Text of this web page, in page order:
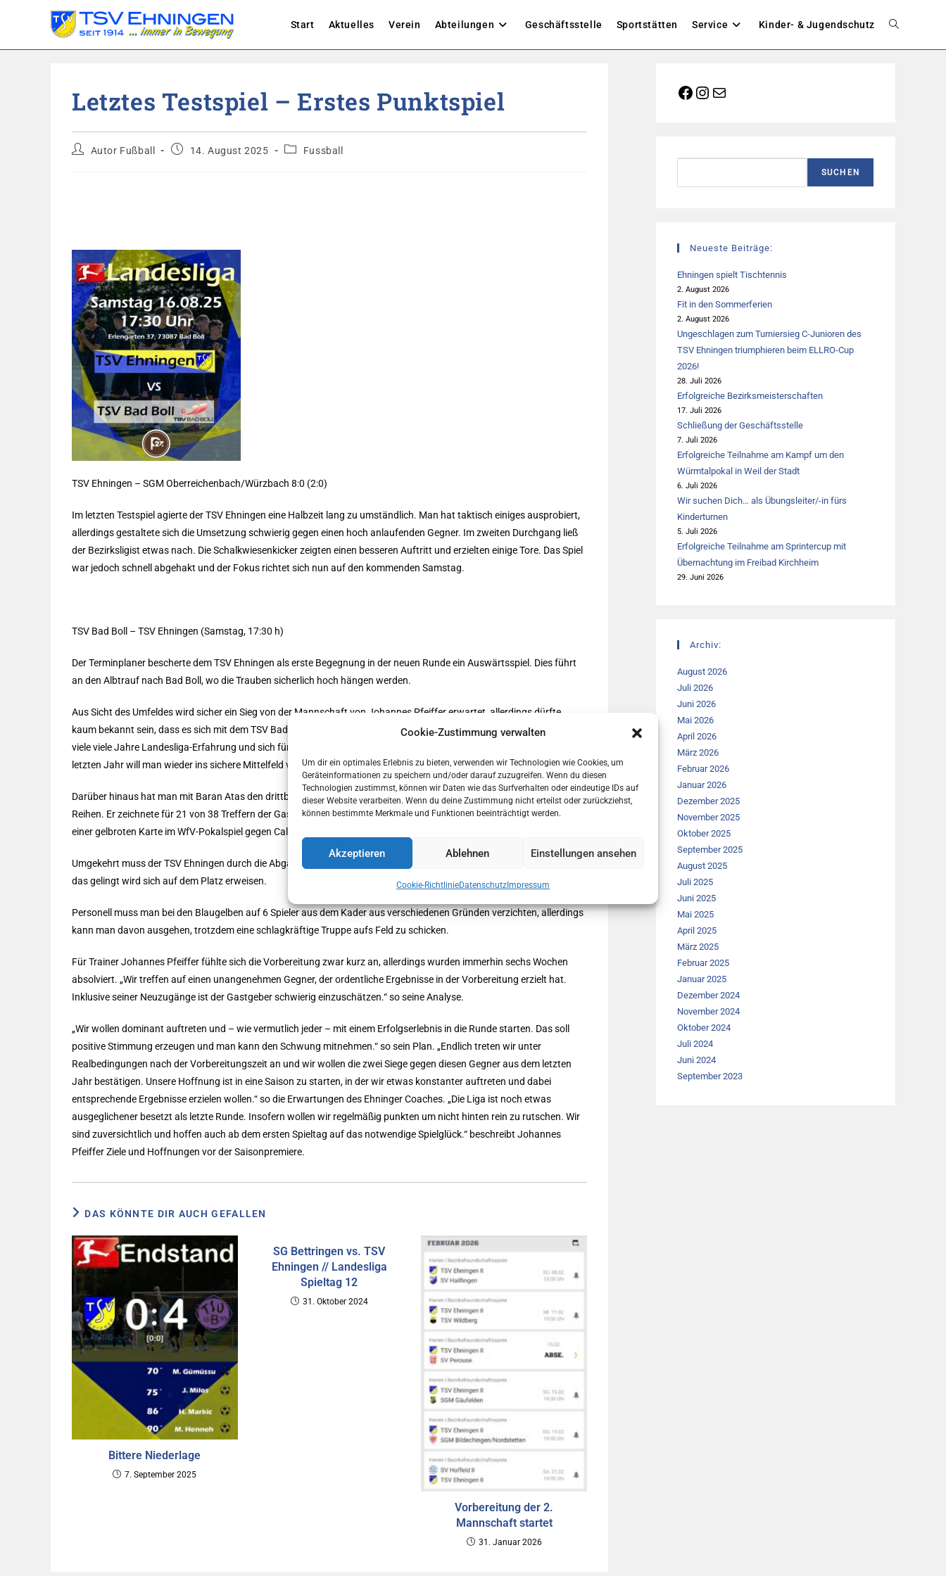
Cookie-Zustimmung verwalten
Um dir ein optimales Erlebnis zu bieten, verwenden wir Technologien wie Cookies, um
Geräteinformationen zu speichern und/oder darauf zuzugreifen. Wenn du diesen
Technologien zustimmst, können wir Daten wie das Surfverhalten oder eindeutige IDs auf
dieser Website verarbeiten. Wenn du deine Zustimmung nicht erteilst oder zurückziehst,
können bestimmte Merkmale und Funktionen beeinträchtigt werden.
Akzeptieren Ablehnen Einstellungen ansehen
Cookie-RichtlinieDatenschutzImpressum
Start Aktuelles Verein Abteilungen Geschäftsstelle Sportstätten Service Kinder- & Jugendschutz Website-
Letztes Testspiel – Erstes Punktspiel
Beitrags-
Autor Fußball
Beitrag14. August 2025
Beitrags-
Fussball
TSV Ehningen – SGM Oberreichenbach/Würzbach 8:0 (2:0)
Im letzten Testspiel agierte der TSV Ehningen eine Halbzeit lang zu umständlich. Man hat taktisch einiges ausprobiert,
allerdings gestaltete sich die Umsetzung schwierig gegen einen hoch anlaufenden Gegner. Im zweiten Durchgang ließ
der Bezirksligist etwas nach. Die Schalkwiesenkicker zeigten einen besseren Auftritt und erzielten einige Tore. Das Spiel
war jedoch schnell abgehakt und der Fokus richtet sich nun auf den kommenden Samstag.
TSV Bad Boll – TSV Ehningen (Samstag, 17:30 h)
Der Terminplaner bescherte dem TSV Ehningen als erste Begegnung in der neuen Runde ein Auswärtsspiel. Dies führt
an den Albtrauf nach Bad Boll, wo die Trauben sicherlich hoch hängen werden.
Aus Sicht des Umfeldes wird sicher ein Sieg von der Mannschaft von Johannes Pfeiffer erwartet, allerdings dürfte
kaum bekannt sein, dass es sich mit dem TSV Bad Boll um den Landesliga-Dino handelt. Man hat also im Verein bereits
viele viele Jahre Landesliga-Erfahrung und sich für diese Saison viel vorgenommen. Nach dem 12. Tabellenplatz im
letzten Jahr will man wieder ins sichere Mittelfeld vorstoßen.
Darüber hinaus hat man mit Baran Atas den drittbesten Torjäger der letztjährigen Landesliga Saison in den eigenen
Reihen. Er zeichnete für 21 von 38 Treffern der Gastgeber verantwortlich. Allerdings wird er seiner Mannschaft wegen
einer gelbroten Karte im WfV-Pokalspiel gegen Calcio Leinfelden-Echterdingen fehlen.
Umgekehrt muss der TSV Ehningen durch die Abgänge fast zwei Drittel der letztjährig erzielten 67 Tore ersetzen. Wie
das gelingt wird sich auf dem Platz erweisen.
Personell muss man bei den Blaugelben auf 6 Spieler aus dem Kader aus verschiedenen Gründen verzichten, allerdings
kann man davon ausgehen, trotzdem eine schlagkräftige Truppe aufs Feld zu schicken.
Für Trainer Johannes Pfeiffer fühlte sich die Vorbereitung zwar kurz an, allerdings wurden immerhin sechs Wochen
absolviert. „Wir treffen auf einen unangenehmen Gegner, der ordentliche Ergebnisse in der Vorbereitung erzielt hat.
Inklusive seiner Neuzugänge ist der Gastgeber schwierig einzuschätzen.“ so seine Analyse.
„Wir wollen dominant auftreten und – wie vermutlich jeder – mit einem Erfolgserlebnis in die Runde starten. Das soll
positive Stimmung erzeugen und man kann den Schwung mitnehmen.“ so sein Plan. „Endlich treten wir unter
Realbedingungen nach der Vorbereitungszeit an und wir wollen die zwei Siege gegen diesen Gegner aus dem letzten
Jahr bestätigen. Unsere Hoffnung ist in eine Saison zu starten, in der wir etwas konstanter auftreten und dabei
entsprechende Ergebnisse erzielen wollen.“ so die Erwartungen des Ehninger Coaches. „Die Liga ist noch etwas
ausgeglichener besetzt als letzte Runde. Insofern wollen wir regelmäßig punkten um nicht hinten rein zu rutschen. Wir
sind zuversichtlich und hoffen auch ab dem ersten Spieltag auf das notwendige Spielglück.“ beschreibt Johannes
Pfeiffer Ziele und Hoffnungen vor der Saisonpremiere.
DAS KÖNNTE DIR AUCH GEFALLEN
Bittere Niederlage
7. September 2025
SG Bettringen vs. TSV
Ehningen // Landesliga
Spieltag 12
31. Oktober 2024
Vorbereitung der 2.
Mannschaft startet
31. Januar 2026
Facebook
Instagram
E-Mail
SUCHEN
Neueste Beiträge:
Ehningen spielt Tischtennis
2. August 2026
Fit in den Sommerferien
2. August 2026
Ungeschlagen zum Turniersieg C-Junioren des
TSV Ehningen triumphieren beim ELLRO-Cup
2026!
28. Juli 2026
Erfolgreiche Bezirksmeisterschaften
17. Juli 2026
Schließung der Geschäftsstelle
7. Juli 2026
Erfolgreiche Teilnahme am Kampf um den
Würmtalpokal in Weil der Stadt
6. Juli 2026
Wir suchen Dich… als Übungsleiter/-in fürs
Kinderturnen
5. Juli 2026
Erfolgreiche Teilnahme am Sprintercup mit
Übernachtung im Freibad Kirchheim
29. Juni 2026
Archiv:
August 2026
Juli 2026
Juni 2026
Mai 2026
April 2026
März 2026
Februar 2026
Januar 2026
Dezember 2025
November 2025
Oktober 2025
September 2025
August 2025
Juli 2025
Juni 2025
Mai 2025
April 2025
März 2025
Februar 2025
Januar 2025
Dezember 2024
November 2024
Oktober 2024
Juli 2024
Juni 2024
September 2023